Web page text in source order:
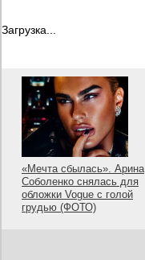
Загрузка...
«Мечта сбылась». Арина
Соболенко снялась для
обложки Vogue с голой
грудью (ФОТО)